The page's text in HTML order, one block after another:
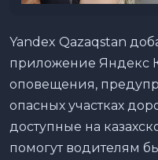
Yandex Qazaqstan
приложение Яндекс
оповещения,
опасных участках
доступные на
помогут водителям